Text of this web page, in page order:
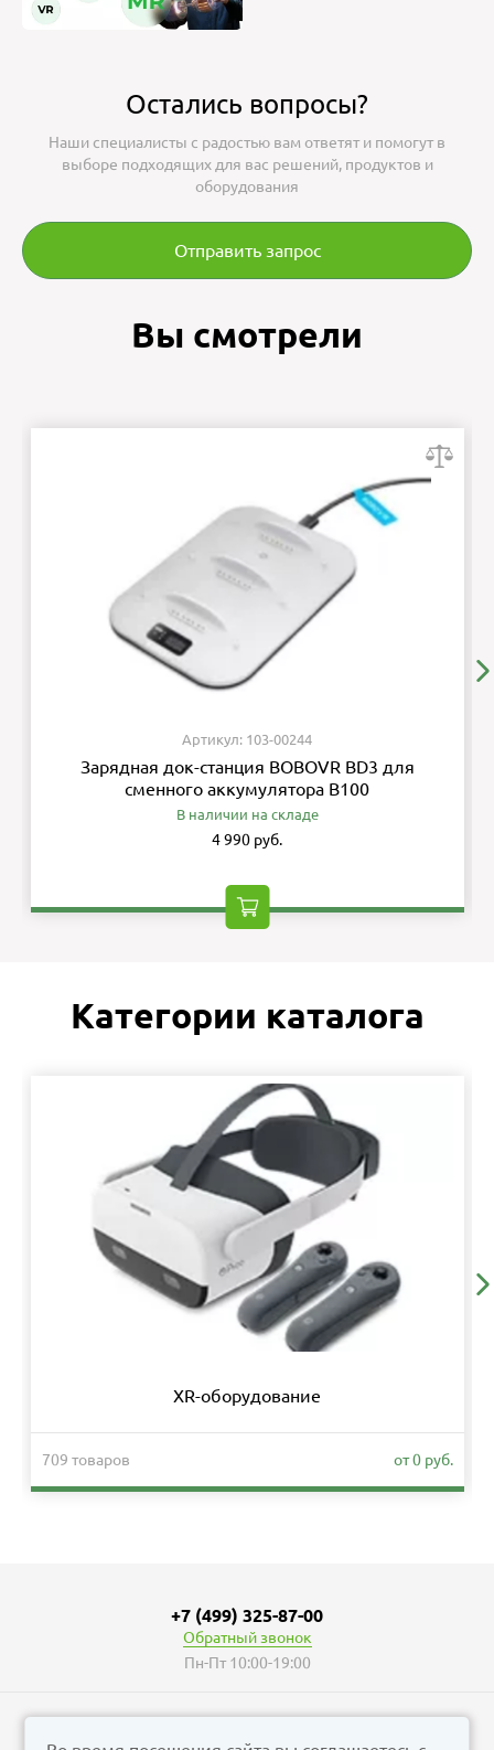
Остались вопросы?
Наши специалисты с радостью вам ответят и помогут в
выборе подходящих для вас решений, продуктов и
оборудования
Отправить запрос
Вы смотрели
Артикул: 103-00244
Зарядная док-станция BOBOVR BD3 для
сменного аккумулятора B100
В наличии на складе
4 990 руб.
Категории каталога
XR-оборудование
709 товаров от 0 руб.
+7 (499) 325-87-00
Обратный звонок
Пн-Пт 10:00-19:00